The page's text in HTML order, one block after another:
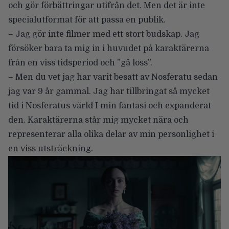
och gör förbättringar utifrån det. Men det är inte
specialutformat för att passa en publik.
– Jag gör inte filmer med ett stort budskap. Jag
försöker bara ta mig in i huvudet på karaktärerna
från en viss tidsperiod och ”gå loss”.
– Men du vet jag har varit besatt av Nosferatu sedan
jag var 9 år gammal. Jag har tillbringat så mycket
tid i Nosferatus värld I min fantasi och expanderat
den. Karaktärerna står mig mycket nära och
representerar alla olika delar av min personlighet i
en viss utsträckning.